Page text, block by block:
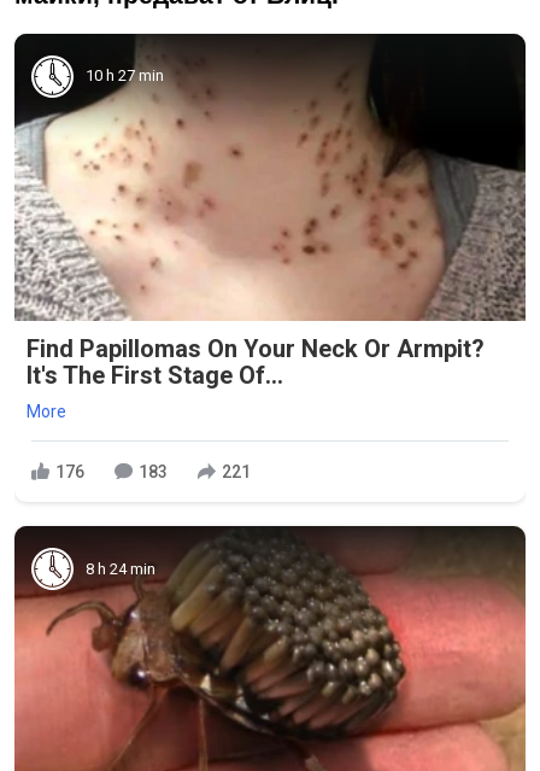
10 h 27 min
Find Papillomas On Your Neck Or Armpit?
It's The First Stage Of...
More
176 183 221
8 h 24 min